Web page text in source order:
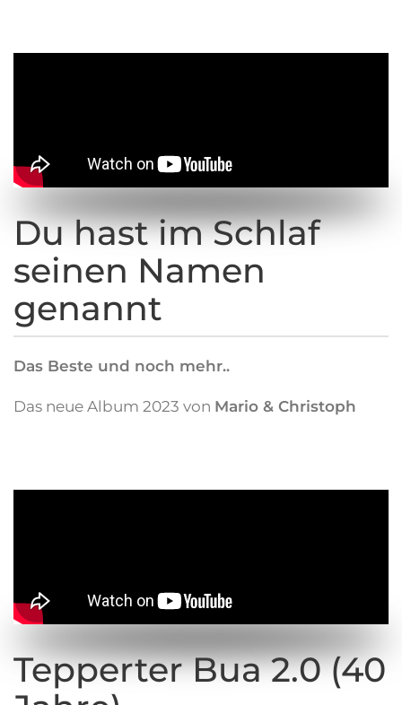
Du hast im Schlaf
seinen Namen
genannt
Das Beste und noch mehr..
Das neue Album 2023 von Mario & Christoph
Tepperter Bua 2.0 (40